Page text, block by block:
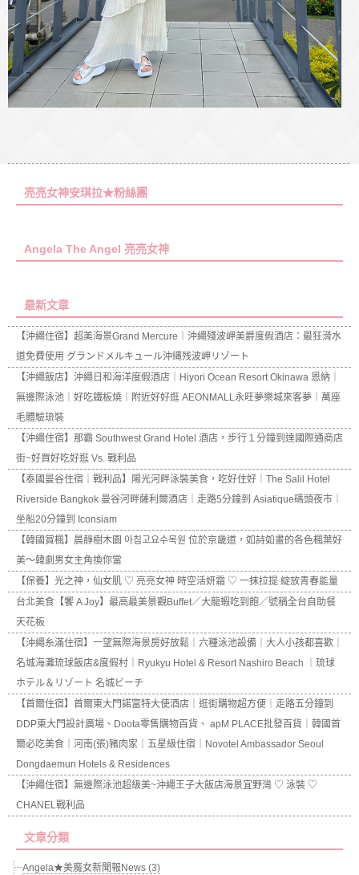
亮亮女神安琪拉★粉絲團
Angela The Angel 亮亮女神
最新文章
【沖繩住宿】超美海景Grand Mercure｜沖繩殘波岬美爵度假酒店：最狂滑水
道免費使用 グランドメルキュール沖縄残波岬リゾート
【沖繩飯店】沖繩日和海洋度假酒店｜Hiyori Ocean Resort Okinawa 恩納｜
無邊際泳池｜好吃鐵板燒｜附近好好逛 AEONMALL永旺夢樂城來客夢｜萬座
毛體驗琉裝
【沖繩住宿】那霸 Southwest Grand Hotel 酒店，步行１分鐘到達國際通商店
街~好買好吃好逛 Vs. 戰利品
【泰國曼谷住宿｜戰利品】陽光河畔泳裝美食，吃好住好｜The Salil Hotel
Riverside Bangkok 曼谷河畔薩利爾酒店｜走路5分鐘到 Asiatique碼頭夜市｜
坐船20分鐘到 Iconsiam
【韓國賞楓】晨靜樹木園 아침고요수목원 位於京畿道，如詩如畫的各色楓葉好
美～韓劇男女主角換你當
【保養】光之神，仙女肌 ♡ 亮亮女神 時空活妍霜 ♡ 一抹拉提 綻放青春能量
台北美食【饗 A Joy】最高最美景觀Buffet／大龍蝦吃到飽／號稱全台自助餐
天花板
【沖繩糸滿住宿】一望無際海景房好放鬆｜六種泳池設備｜大人小孩都喜歡｜
名城海灘琉球飯店&度假村｜Ryukyu Hotel & Resort Nashiro Beach ｜琉球
ホテル＆リゾート 名城ビーチ
【首爾住宿】首爾東大門諾富特大使酒店｜逛街購物超方便｜走路五分鐘到
DDP東大門設計廣場、Doota零售購物百貨、 apM PLACE批發百貨｜韓國首
爾必吃美食｜河南(張)豬肉家｜五星級住宿｜Novotel Ambassador Seoul
Dongdaemun Hotels & Residences
【沖繩住宿】無邊際泳池超級美~沖繩王子大飯店海景宜野灣 ♡ 泳裝 ♡
CHANEL戰利品
文章分類
Angela★美魔女新聞報News (3)